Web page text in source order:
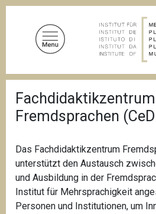
D
f
a
d
v
i
g
a
t
i
Fremdsprachen
Das Fachdidaktikzentrum
unterstützt den Austausch
und Ausbildung in der
Institut für Mehrsprachigkeit
Personen und Institutionen, um